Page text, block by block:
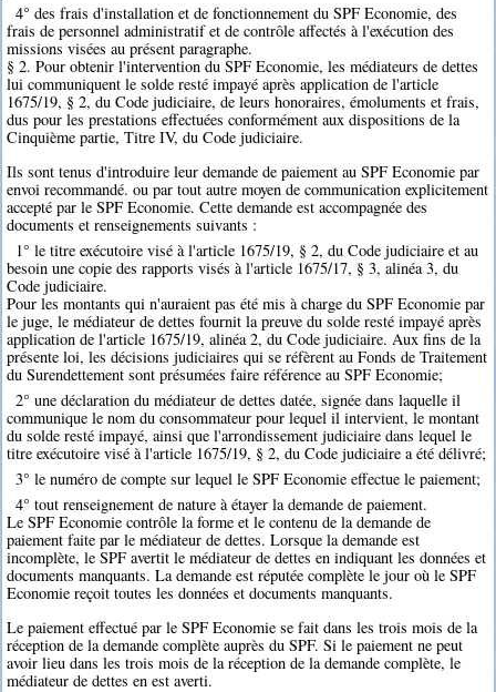
4° des frais d'installation et de fonctionnement du SPF Economie, des
frais de personnel administratif et de contrôle affectés à l'exécution des
missions visées au présent paragraphe.
§ 2. Pour obtenir l'intervention du SPF Economie, les médiateurs de dettes
lui communiquent le solde resté impayé après application de l'article
1675/19, § 2, du Code judiciaire, de leurs honoraires, émoluments et frais,
dus pour les prestations effectuées conformément aux dispositions de la
Cinquième partie, Titre IV, du Code judiciaire.
Ils sont tenus d'introduire leur demande de paiement au SPF Economie par
envoi recommandé. ou par tout autre moyen de communication explicitement
accepté par le SPF Economie. Cette demande est accompagnée des
documents et renseignements suivants :
1° le titre exécutoire visé à l'article 1675/19, § 2, du Code judiciaire et au
besoin une copie des rapports visés à l'article 1675/17, § 3, alinéa 3, du
Code judiciaire.
Pour les montants qui n'auraient pas été mis à charge du SPF Economie par
le juge, le médiateur de dettes fournit la preuve du solde resté impayé après
application de l'article 1675/19, alinéa 2, du Code judiciaire. Aux fins de la
présente loi, les décisions judiciaires qui se réfèrent au Fonds de Traitement
du Surendettement sont présumées faire référence au SPF Economie;
2° une déclaration du médiateur de dettes datée, signée dans laquelle il
communique le nom du consommateur pour lequel il intervient, le montant
du solde resté impayé, ainsi que l'arrondissement judiciaire dans lequel le
titre exécutoire visé à l'article 1675/19, § 2, du Code judiciaire a été délivré;
3° le numéro de compte sur lequel le SPF Economie effectue le paiement;
4° tout renseignement de nature à étayer la demande de paiement.
Le SPF Economie contrôle la forme et le contenu de la demande de
paiement faite par le médiateur de dettes. Lorsque la demande est
incomplète, le SPF avertit le médiateur de dettes en indiquant les données et
documents manquants. La demande est réputée complète le jour où le SPF
Economie reçoit toutes les données et documents manquants.
Le paiement effectué par le SPF Economie se fait dans les trois mois de la
réception de la demande complète auprès du SPF. Si le paiement ne peut
avoir lieu dans les trois mois de la réception de la demande complète, le
médiateur de dettes en est averti.